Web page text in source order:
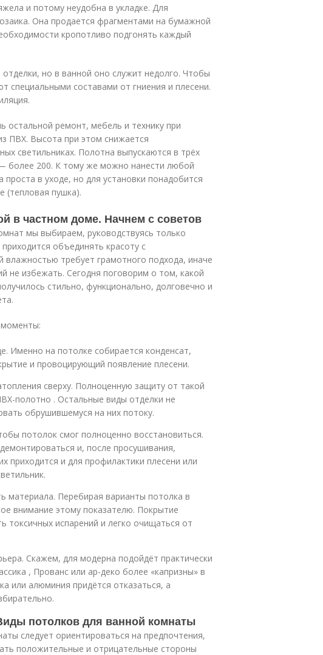
и потому неудобна в укладке. Для
Она продается фрагментами на бумажной
кропотливо подгонять каждый
но в ванной оно служит недолго. Чтобы
специальными составами от гниения и плесени.
остальной ремонт, мебель и технику при
ПВХ. Высота при этом снижается
светильниках. Полотна выпускаются в трёх
более 200. К тому же можно нанести любой
в уходе, но для установки понадобится
(тепловая пушка).
в частном доме. Начнем с советов
мы выбираем, руководствуясь только
объединять красоту с
требует грамотного подхода, иначе
не избежать. Сегодня поговорим о том, какой
стильно, функционально, долговечно и
Именно на потолке собирается конденсат,
и провоцирующий появление плесени.
сверху. Полноценную защиту от такой
полотно . Остальные виды отделки не
обрушившемуся на них потоку.
потолок смог полноценно восстановиться.
и, после просушивания,
приходится и для профилактики плесени или
материала. Перебирая варианты потолка в
внимание этому показателю. Покрытие
испарений и легко очищаться от
Скажем, для модерна подойдёт практически
, Прованс или ар-деко более «капризны» в
или алюминия придётся отказаться, а
потолков для ванной комнаты
следует ориентироваться на предпочтения,
положительные и отрицательные стороны